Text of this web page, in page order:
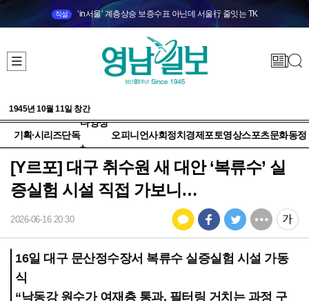
직설 ‘in서울’ 계층상승 보증수표 아닌데 서울行 줄잇는 TK
1945년 10월 11일 창간
기획·시리즈단독
다양성
+
오피니언사회정치 경제 포토영상스포츠문화동정
[Y르포] 대구 취수원 새 대안 ‘복류수’ 실
증실험 시설 직접 가보니…
2026-06-16 20:30
16일 대구 문산정수장서 복류수 실증실험 시설 가동
식
“낙동강 원수가 여재층 통과, 필터링 거치는 과정 구